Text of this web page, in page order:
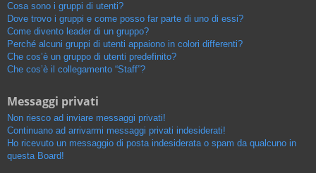
Cosa sono i gruppi di utenti?
Dove trovo i gruppi e come posso far parte di uno di essi?
Come divento leader di un gruppo?
Perché alcuni gruppi di utenti appaiono in colori differenti?
Che cos’è un gruppo di utenti predefinito?
Che cos’è il collegamento “Staff”?
Messaggi privati
Non riesco ad inviare messaggi privati!
Continuano ad arrivarmi messaggi privati indesiderati!
Ho ricevuto un messaggio di posta indesiderata o spam da qualcuno in
questa Board!